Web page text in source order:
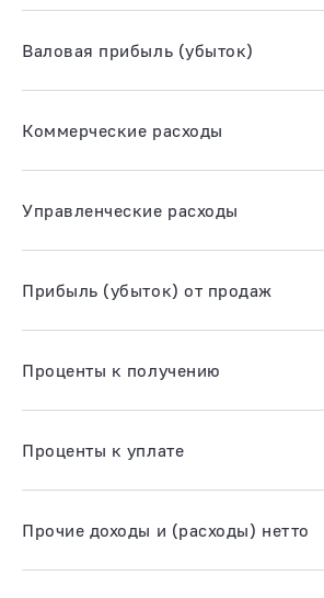
Валовая прибыль (убыток)
Коммерческие расходы
Управленческие расходы
Прибыль (убыток) от продаж
Проценты к получению
Проценты к уплате
Прочие доходы и (расходы) нетто